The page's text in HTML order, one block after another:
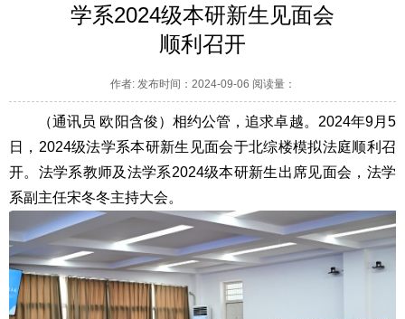
学系2024级本研新生见面会
顺利召开
作者: 发布时间：2024-09-06 阅读量：
（通讯员 欧阳含俊） 相约公管，追求卓越。2024年9月5
日，2024级法学系本研新生见面会于北综楼模拟法庭顺利召
开。法学系教师及法学系2024级本研新生出席见面会，法学
系副主任宋冬冬主持大会。